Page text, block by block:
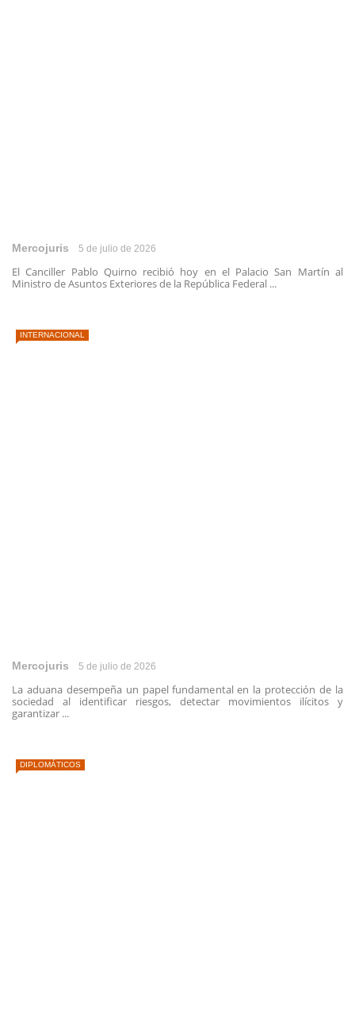
Mercojuris 5 de julio de 2026
El Canciller Pablo Quirno recibió hoy en el Palacio San Martín al
Ministro de Asuntos Exteriores de la República Federal ...
INTERNACIONAL
Mercojuris 5 de julio de 2026
La aduana desempeña un papel fundamental en la protección de la
sociedad al identificar riesgos, detectar movimientos ilícitos y
garantizar ...
DIPLOMÁTICOS